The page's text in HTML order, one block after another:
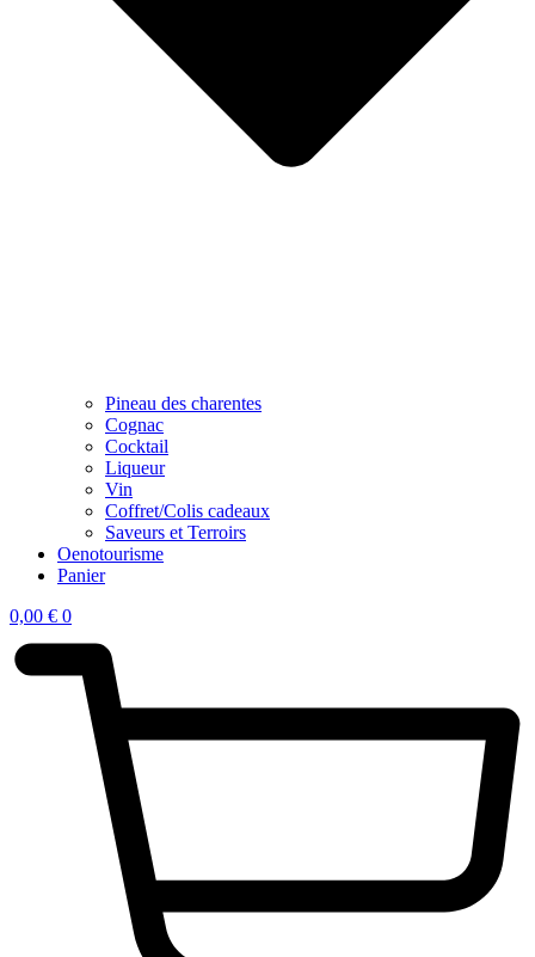
Pineau des charentes
Cognac
Cocktail
Liqueur
Vin
Coffret/Colis cadeaux
Saveurs et Terroirs
Oenotourisme
Panier
0,00 € 0